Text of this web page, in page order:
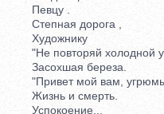
Певцу .
Степная дорога ,
Художнику
"Не повторяй холодной
Засохшая береза.
"Привет мой вам,
Жизнь и смерть.
Успокоение...